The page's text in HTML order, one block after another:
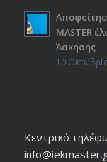
ΜΑSTER
Άσκησης
10
Κεντρικό